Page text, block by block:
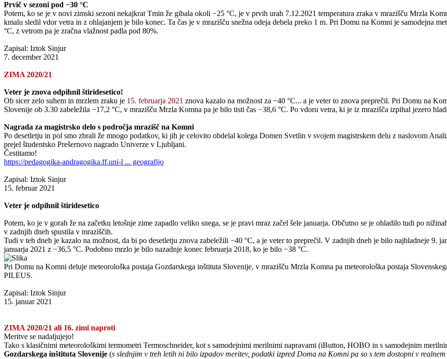
Prvič v sezoni pod −30 °C
Potem, ko se je v novi zimski sezoni nekajkrat Tmin že gibala okoli −25 °C, je v prvih urah 7.12.2021 temperatura zraka v mrazišču Mrzla
kmalu sledil vdor vetra in z ohlajanjem je bilo konec. Ta čas je v mrazišču snežna odeja debela preko 1 m. Pri Domu na Komni je samodejna
°C, z vetrom pa je zračna vlažnost padla pod 80%.
Zapisal: Iztok Sinjur
7. december 2021
ZIMA 2020/21
Veter je znova odpihnil štiridesetico!
Ob sicer zelo suhem in mrzlem zraku je 15. februarja 2021 znova kazalo na možnost za −40 °C... a je veter to znova preprečil. Pri Domu na
Slovenije ob 3.30 zabeležila −17,2 °C, v mrazišču Mrzla Komna pa je bilo tisti čas −38,6 °C. Po vdoru vetra, ki je iz mrazišča izpihal jezero
Nagrada za magistrsko delo s področja mrazišč na Komni
Po desetletju in pol smo zbrali že mnogo podatkov, ki jih je celovito obdelal kolega Domen Svetlin v svojem magistrskem delu z naslovom
prejel študentsko Prešernovo nagrado Univerze v Ljubljani.
Čestitamo!
https://pedagogika-andragogika.ff.uni-l ... geografijo
Zapisal: Iztok Sinjur
15. februar 2021
Veter je odpihnil štiridesetico
Potem, ko je v gorah že na začetku letošnje zime zapadlo veliko snega, se je pravi mraz začel šele januarja. Občutno se je ohladilo tudi po
v zadnjih dneh spustila v mraziščih.
Tudi v teh dneh je kazalo na možnost, da bi po desetletju znova zabeležili −40 °C, a je veter to preprečil. V zadnjih dneh je bilo najhladneje 9.
januarja 2021 z −36,5 °C. Podobno mrzlo je bilo nazadnje konec februarja 2018, ko je bilo −38 °C.
Pri Domu na Komni deluje meteorološka postaja Gozdarskega inštituta Slovenije, v mrazišču Mrzla Komna pa meteorološka postaja
PILEUS.
Zapisal: Iztok Sinjur
15. januar 2021
ZIMA 2020/21 ali 16. zimi naproti
Meritve se nadaljujejo!
Tako s klasičnimi meteorološkimi termometri Termoschneider, kot s samodejnimi merilnimi napravami (iButton, HOBO in s samodejnim
Gozdarskega inštituta Slovenije (s slednjim v treh letih ni bilo izpadov meritev, podatki izpred Doma na Komni pa so s tem dostopni v realnem